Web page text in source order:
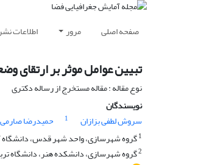
صفحه اصلی مرور اطلاعات
تبیین عوامل موثر بر ارتقای
نوع مقاله : مقاله مستخرج از رساله دکتری
نویسندگان
سروش لطفی بزازان
1 حمیدرضا صارمی
1گروه شهرسازی، واحد شهر قدس، دانشگاه
2گروه شهرسازی، دانشکده هنر، دانشگاه